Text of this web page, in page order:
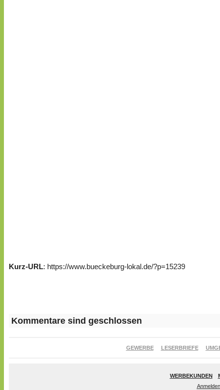
Kurz-URL: https://www.bueckeburg-lokal.de/?p=15239
Kommentare sind geschlossen
GEWERBE LESERBRIEFE
WERBEKUNDEN
Anmelden